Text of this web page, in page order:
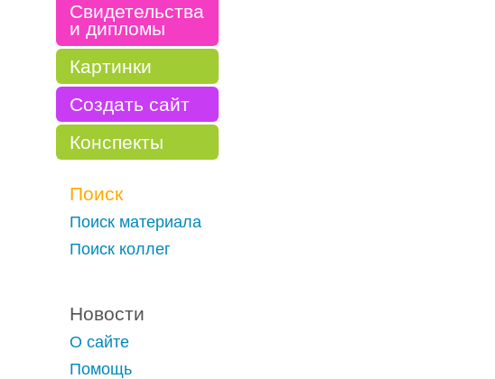
Свидетельства
и дипломы
Картинки
Создать сайт
Конспекты
Поиск
Поиск материала
Поиск коллег
Новости
О сайте
Помощь